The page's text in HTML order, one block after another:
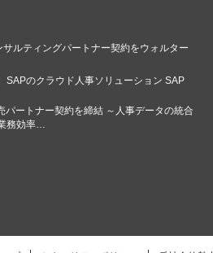
ルティングパートナー契約をウォルター
SAPのクラウド人事ソリューション SAP
パートナー契約を締結 ～人事データの統合
務効率…